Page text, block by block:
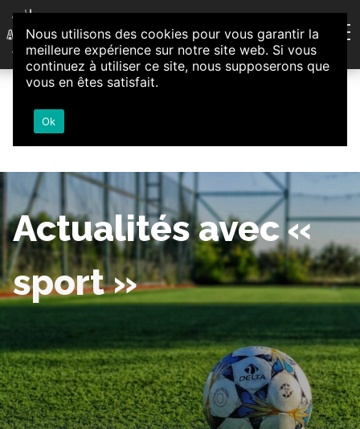
Aller au contenu
Association d'Animation et d'Initiatives Citoyennes
Loire-Authion
Actualités avec «
sport »
Nous utilisons des cookies pour vous garantir la
meilleure expérience sur notre site web. Si vous
continuez à utiliser ce site, nous supposerons que
vous en êtes satisfait.
Ok